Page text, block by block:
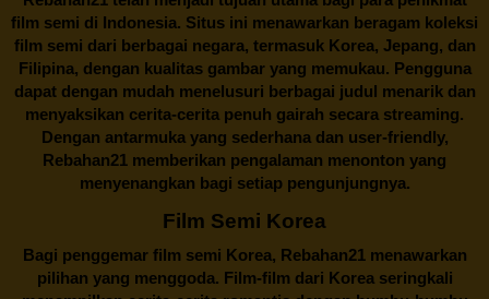
film semi di Indonesia. Situs ini menawarkan beragam koleksi
film semi dari berbagai negara, termasuk Korea, Jepang, dan
Filipina, dengan kualitas gambar yang memukau. Pengguna
dapat dengan mudah menelusuri berbagai judul menarik dan
menyaksikan cerita-cerita penuh gairah secara streaming.
Dengan antarmuka yang sederhana dan user-friendly,
Rebahan21 memberikan pengalaman menonton yang
menyenangkan bagi setiap pengunjungnya.
Film Semi Korea
Bagi penggemar film semi Korea, Rebahan21menawarkan
pilihan yang menggoda. Film-film dari Korea seringkali